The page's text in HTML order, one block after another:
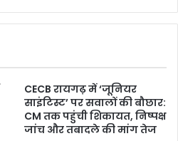
CECB रायगढ़ में ‘जूनियर
साइंटिस्ट’ पर सवालों की बौछार:
CM तक पहुंची शिकायत, निष्पक्ष
जांच और तबादले की मांग तेज